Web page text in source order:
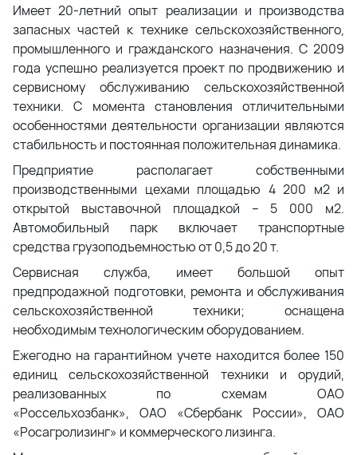
Имеет 20-летний опыт реализации и производства
запасных частей к технике сельскохозяйственного,
промышленного и гражданского назначения. С 2009
года успешно реализуется проект по продвижению и
сервисному обслуживанию сельскохозяйственной
техники. С момента становления отличительными
особенностями деятельности организации являются
стабильность и постоянная положительная динамика.
Предприятие располагает собственными
производственными цехами площадью 4 200 м2 и
открытой выставочной площадкой – 5 000 м2.
Автомобильный парк включает транспортные
средства грузоподъемностью от 0,5 до 20 т.
Сервисная служба, имеет большой опыт
предпродажной подготовки, ремонта и обслуживания
сельскохозяйственной техники; оснащена
необходимым технологическим оборудованием.
Ежегодно на гарантийном учете находится более 150
единиц сельскохозяйственной техники и орудий,
реализованных по схемам ОАО
«Россельхозбанк», ОАО «Сбербанк России», ОАО
«Росагролизинг» и коммерческого лизинга.